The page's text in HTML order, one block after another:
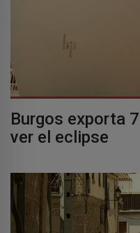
Burgos exporta
ver el eclipse